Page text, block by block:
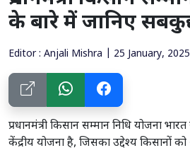
के बारे में जानिए
Editor : Anjali Mishra | 25 January, 2025
प्रधानमंत्री किसान सम्मान निधि योजना
केंद्रीय योजना है, जिसका उद्देश्य किसानों